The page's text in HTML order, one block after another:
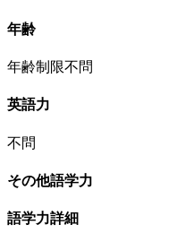
年齢
年齢制限不問
英語力
不問
その他語学力
語学力詳細